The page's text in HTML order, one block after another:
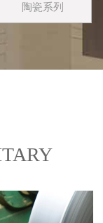
陶瓷系列